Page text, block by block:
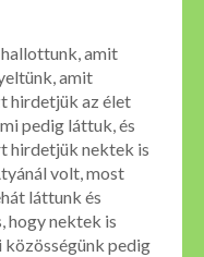
amit
amit
hirdetjük az élet
pedig láttuk, és
hirdetjük nektek is
volt, most
láttunk és
hogy nektek is
közösségünk pedig